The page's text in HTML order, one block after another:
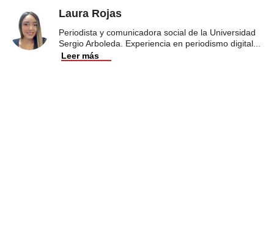
Laura Rojas
Periodista y comunicadora social de la Universidad
Sergio Arboleda. Experiencia en periodismo digital
Leer más